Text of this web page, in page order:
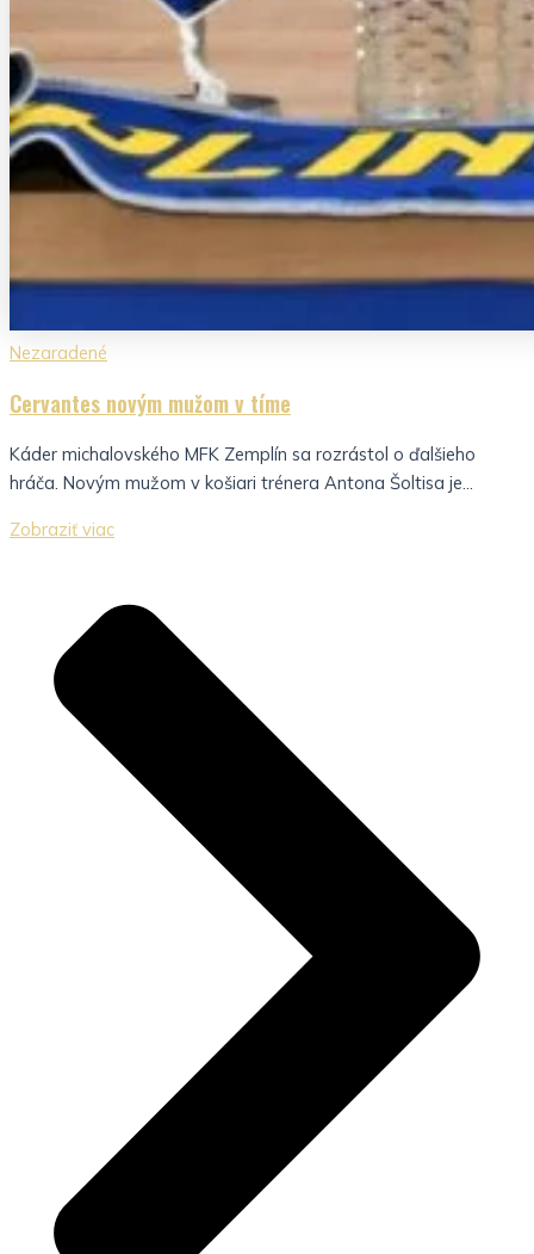
Nezaradené
Cervantes novým mužom v tíme
Káder michalovského MFK Zemplín sa rozrástol o ďalšieho
hráča. Novým mužom v košiari trénera Antona Šoltisa je...
Zobraziť viac